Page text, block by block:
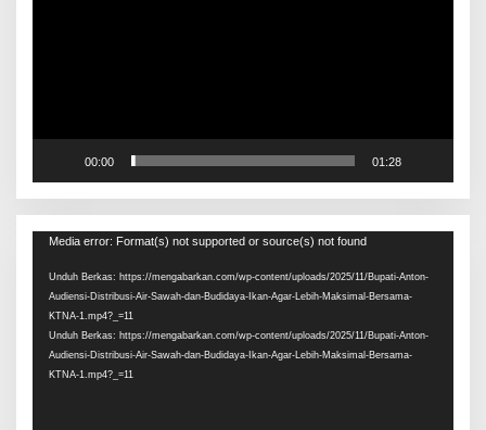
00:00 01:28
Pemutar
Media error: Format(s) not supported or source(s) not found
Unduh Berkas: https://mengabarkan.com/wp-content/uploads/2025/11/Bupati-Anton-
Audiensi-Distribusi-Air-Sawah-dan-Budidaya-Ikan-Agar-Lebih-Maksimal-Bersama-
KTNA-1.mp4?_=11
Unduh Berkas: https://mengabarkan.com/wp-content/uploads/2025/11/Bupati-Anton-
Audiensi-Distribusi-Air-Sawah-dan-Budidaya-Ikan-Agar-Lebih-Maksimal-Bersama-
KTNA-1.mp4?_=11